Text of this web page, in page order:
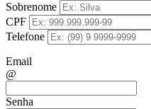
Sobrenome
CPF
Telefone
Email
@
Senha